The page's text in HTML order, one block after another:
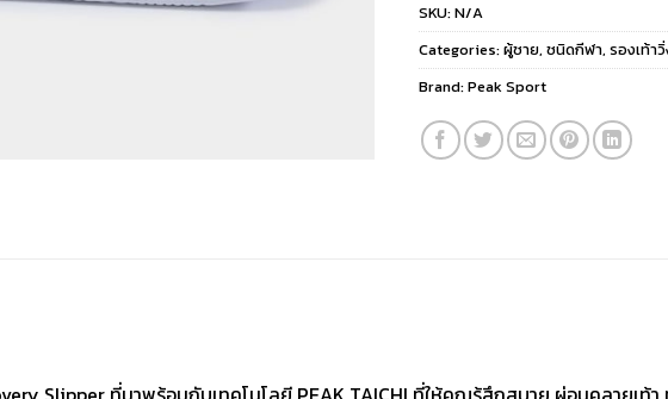
SKU:N/A
Categories:ผู้ชาย, ชนิดกีฬา, รองเท้า
Brand:Peak Sport